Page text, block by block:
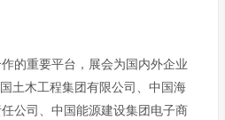
的重要平台，展会为国内外企业
土木工程集团有限公司、中国海
公司、中国能源建设集团电子商